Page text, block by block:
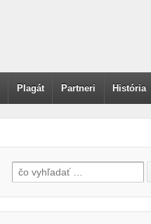
Plagát Partneri História
Search for: